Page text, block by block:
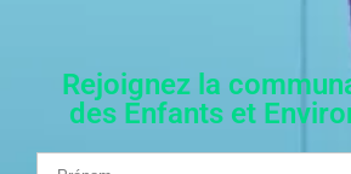
Rejoignez la
des Enfants et